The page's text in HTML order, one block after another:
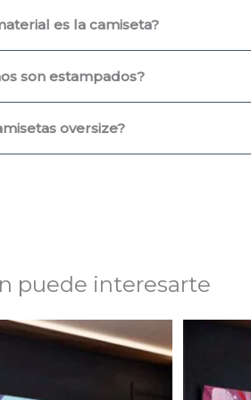
es la camiseta?
son estampados?
oversize?
puede interesarte
Rango